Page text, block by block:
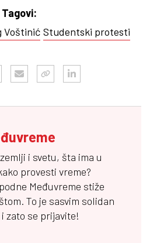
Tagovi:
Voštinić Studentski protesti
i svetu, šta ima u
provesti vreme?
Međuvreme stiže
To je sasvim solidan
zato se prijavite!